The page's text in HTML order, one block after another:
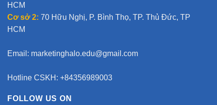
HCM
Cơ sở 2: 70 Hữu Nghị, P. Bình Thọ, TP. Thủ Đức, TP
HCM
Email: marketinghalo.edu@gmail.com
Hotline CSKH: +84356989003
FOLLOW US ON